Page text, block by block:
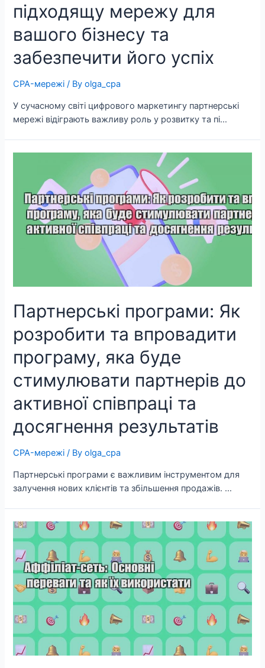
підходящу мережу для
вашого бізнесу та
забезпечити його успіх
CPA-мережі / Byolga_cpa
У сучасному світі цифрового маркетингу партнерські
мережі відіграють важливу роль у розвитку та пі…
Партнерські програми: Як
розробити та впровадити
програму, яка буде
стимулювати партнерів до
активної співпраці та
досягнення результатів
CPA-мережі / Byolga_cpa
Партнерські програми є важливим інструментом для
залучення нових клієнтів та збільшення продажів. …